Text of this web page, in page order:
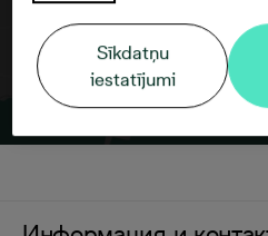
Sīkdatņu
iestatījumi